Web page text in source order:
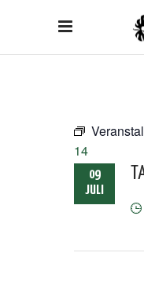
14
09
JULI